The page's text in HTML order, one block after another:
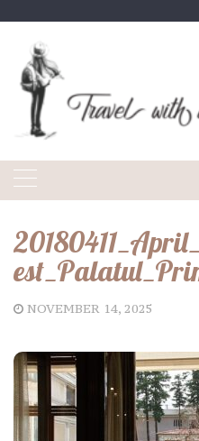
content
NOVEMBER 14, 2025